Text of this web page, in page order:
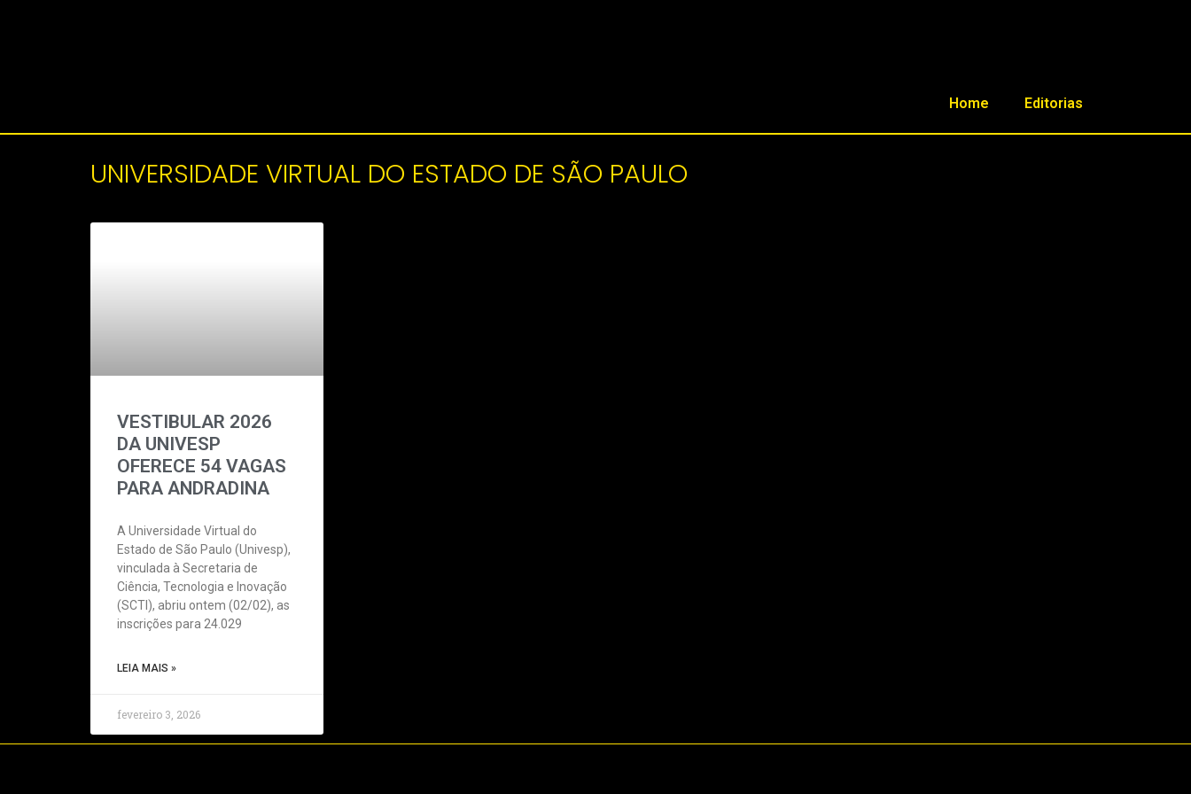
Home Editorias
UNIVERSIDADE VIRTUAL DO ESTADO DE SÃO PAULO
VESTIBULAR 2026
DA UNIVESP
OFERECE 54 VAGAS
PARA ANDRADINA
A Universidade Virtual do
Estado de São Paulo (Univesp),
vinculada à Secretaria de
Ciência, Tecnologia e Inovação
(SCTI), abriu ontem (02/02), as
inscrições para 24.029
LEIA MAIS »
fevereiro 3, 2026